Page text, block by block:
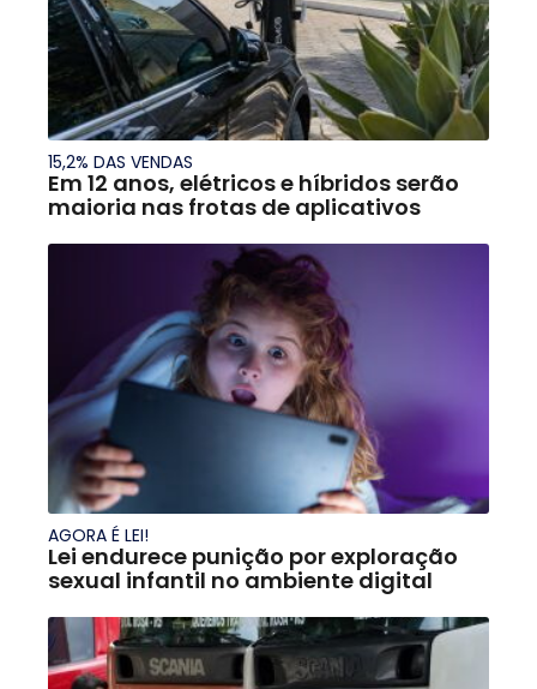
15,2% DAS VENDAS
Em 12 anos, elétricos e híbridos serão
maioria nas frotas de aplicativos
AGORA É LEI!
Lei endurece punição por exploração
sexual infantil no ambiente digital